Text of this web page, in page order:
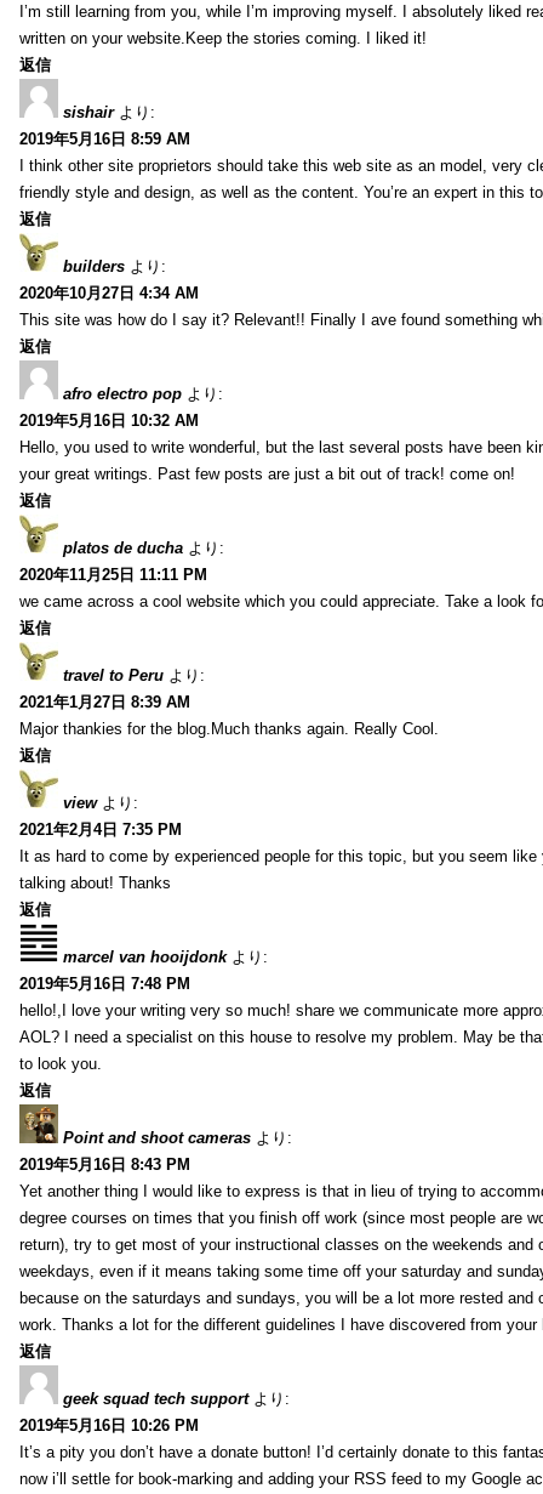
I’m still learning from you, while I’m improving myself. I absolutely liked
written on your website.Keep the stories coming. I liked it!
返信
sishair より:
2019年5月16日 8:59 AM
I think other site proprietors should take this web site as an model, very
friendly style and design, as well as the content. You’re an expert in this
返信
builders より:
2020年10月27日 4:34 AM
This site was how do I say it? Relevant!! Finally I ave found something
返信
afro electro pop より:
2019年5月16日 10:32 AM
Hello, you used to write wonderful, but the last several posts have been
your great writings. Past few posts are just a bit out of track! come on!
返信
platos de ducha より:
2020年11月25日 11:11 PM
we came across a cool website which you could appreciate. Take a look
返信
travel to Peru より:
2021年1月27日 8:39 AM
Major thankies for the blog.Much thanks again. Really Cool.
返信
view より:
2021年2月4日 7:35 PM
It as hard to come by experienced people for this topic, but you seem like
talking about! Thanks
返信
marcel van hooijdonk より:
2019年5月16日 7:48 PM
hello!,I love your writing very so much! share we communicate more
AOL? I need a specialist on this house to resolve my problem. May be
to look you.
返信
Point and shoot cameras より:
2019年5月16日 8:43 PM
Yet another thing I would like to express is that in lieu of trying to
degree courses on times that you finish off work (since most people are
return), try to get most of your instructional classes on the weekends and
weekdays, even if it means taking some time off your saturday and
because on the saturdays and sundays, you will be a lot more rested and
work. Thanks a lot for the different guidelines I have discovered from your
返信
geek squad tech support より:
2019年5月16日 10:26 PM
It’s a pity you don’t have a donate button! I’d certainly donate to this
now i’ll settle for book-marking and adding your RSS feed to my Google